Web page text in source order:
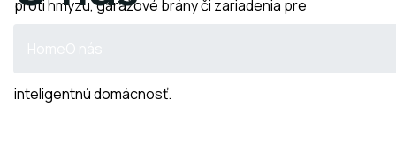
proti hmyzu, garážové brány či zariadenia pre
inteligentnú domácnosť.